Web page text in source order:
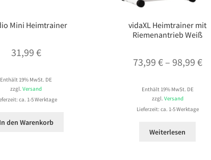
Mini Heimtrainer
31,99 €
Enthält 19% MwSt. DE
zzgl.Versand
ca. 1-5 Werktage
In den Warenkorb
vidaXL Heimtrainer mit
Riemenantrieb Weiß
73,99 € – 98,99 €
Enthält 19% MwSt. DE
zzgl. Versand
Lieferzeit: ca. 1-5 Werktage
Weiterlesen